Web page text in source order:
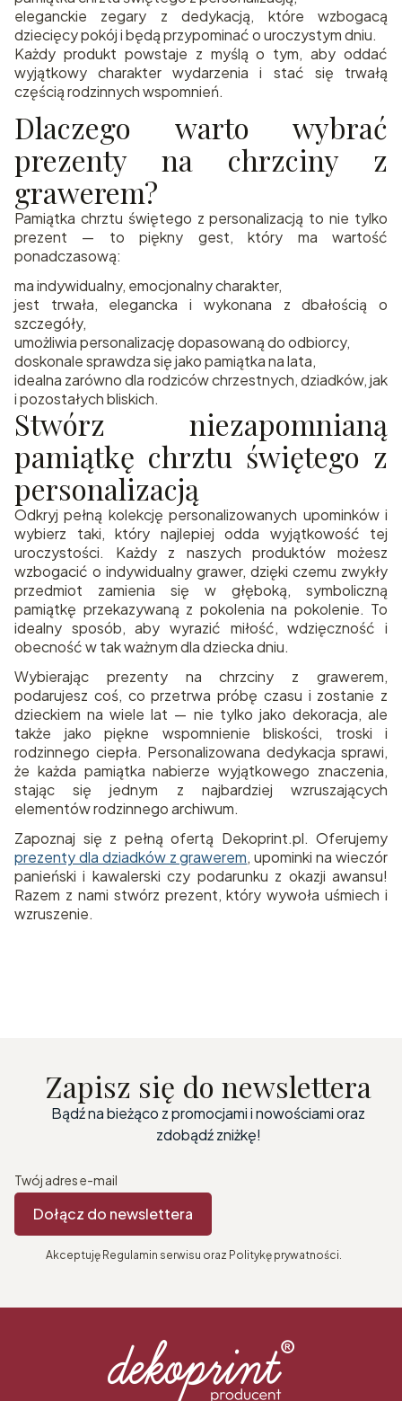
eleganckie zegary z dedykacją, które wzbogacą
dziecięcy pokój i będą przypominać o uroczystym dniu.
Każdy produkt powstaje z myślą o tym, aby oddać
wyjątkowy charakter wydarzenia i stać się trwałą
częścią rodzinnych wspomnień.
Dlaczego warto wybrać
prezenty na chrzciny z
grawerem?
Pamiątka chrztu świętego z personalizacją to nie tylko
prezent — to piękny gest, który ma wartość
ponadczasową:
ma indywidualny, emocjonalny charakter,
jest trwała, elegancka i wykonana z dbałością o
szczegóły,
umożliwia personalizację dopasowaną do odbiorcy,
doskonale sprawdza się jako pamiątka na lata,
idealna zarówno dla rodziców chrzestnych, dziadków, jak
i pozostałych bliskich.
Stwórz niezapomnianą
pamiątkę chrztu świętego z
personalizacją
Odkryj pełną kolekcję personalizowanych upominków i
wybierz taki, który najlepiej odda wyjątkowość tej
uroczystości. Każdy z naszych produktów możesz
wzbogacić o indywidualny grawer, dzięki czemu zwykły
przedmiot zamienia się w głęboką, symboliczną
pamiątkę przekazywaną z pokolenia na pokolenie. To
idealny sposób, aby wyrazić miłość, wdzięczność i
obecność w tak ważnym dla dziecka dniu.
Wybierając prezenty na chrzciny z grawerem,
podarujesz coś, co przetrwa próbę czasu i zostanie z
dzieckiem na wiele lat — nie tylko jako dekoracja, ale
także jako piękne wspomnienie bliskości, troski i
rodzinnego ciepła. Personalizowana dedykacja sprawi,
że każda pamiątka nabierze wyjątkowego znaczenia,
stając się jednym z najbardziej wzruszających
elementów rodzinnego archiwum.
Zapoznaj się z pełną ofertą Dekoprint.pl. Oferujemy
prezenty dla dziadków z grawerem, upominki na wieczór
panieński i kawalerski czy podarunku z okazji awansu!
Razem z nami stwórz prezent, który wywoła uśmiech i
wzruszenie.
Zapisz się do newslettera
Bądź na bieżąco z promocjami i nowościami oraz
zdobądź zniżkę!
Twój adres e-mail
Dołącz do newslettera
Akceptuję Regulamin serwisu oraz Politykę prywatności.